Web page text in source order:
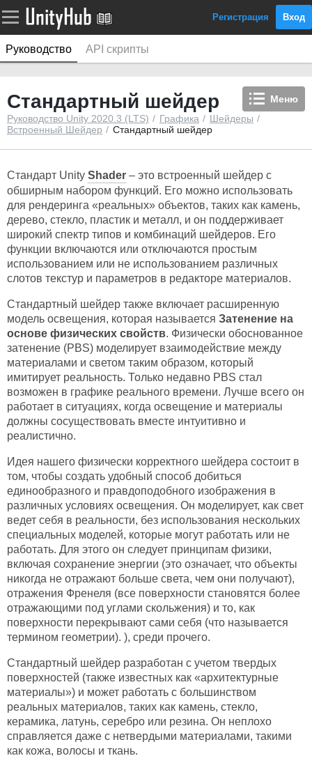
Регистрация Вход
Руководство API скрипты
Меню
Стандартный шейдер
Руководство Unity 2020.3 (LTS) Графика
Шейдеры
Встроенный Шейдер
Стандартный шейдер
Стандарт Unity Shader – это встроенный шейдер с
обширным набором функций. Его можно использовать
для рендеринга «реальных» объектов, таких как камень,
дерево, стекло, пластик и металл, и он поддерживает
широкий спектр типов и комбинаций шейдеров. Его
функции включаются или отключаются простым
использованием или не использованием различных
слотов текстур и параметров в редакторе материалов.
Стандартный шейдер также включает расширенную
модель освещения, которая называется Затенение на
основе физических свойств. Физически обоснованное
затенение (PBS) моделирует взаимодействие между
материалами и светом таким образом, который
имитирует реальность. Только недавно PBS стал
возможен в графике реального времени. Лучше всего он
работает в ситуациях, когда освещение и материалы
должны сосуществовать вместе интуитивно и
реалистично.
Идея нашего физически корректного шейдера состоит в
том, чтобы создать удобный способ добиться
единообразного и правдоподобного изображения в
различных условиях освещения. Он моделирует, как свет
ведет себя в реальности, без использования нескольких
специальных моделей, которые могут работать или не
работать. Для этого он следует принципам физики,
включая сохранение энергии (это означает, что объекты
никогда не отражают больше света, чем они получают),
отражения Френеля (все поверхности становятся более
отражающими под углами скольжения) и то, как
поверхности перекрывают сами себя (что называется
термином геометрии). ), среди прочего.
Стандартный шейдер разработан с учетом твердых
поверхностей (также известных как «архитектурные
материалы») и может работать с большинством
реальных материалов, таких как камень, стекло,
керамика, латунь, серебро или резина. Он неплохо
справляется даже с нетвердыми материалами, такими
как кожа, волосы и ткань.